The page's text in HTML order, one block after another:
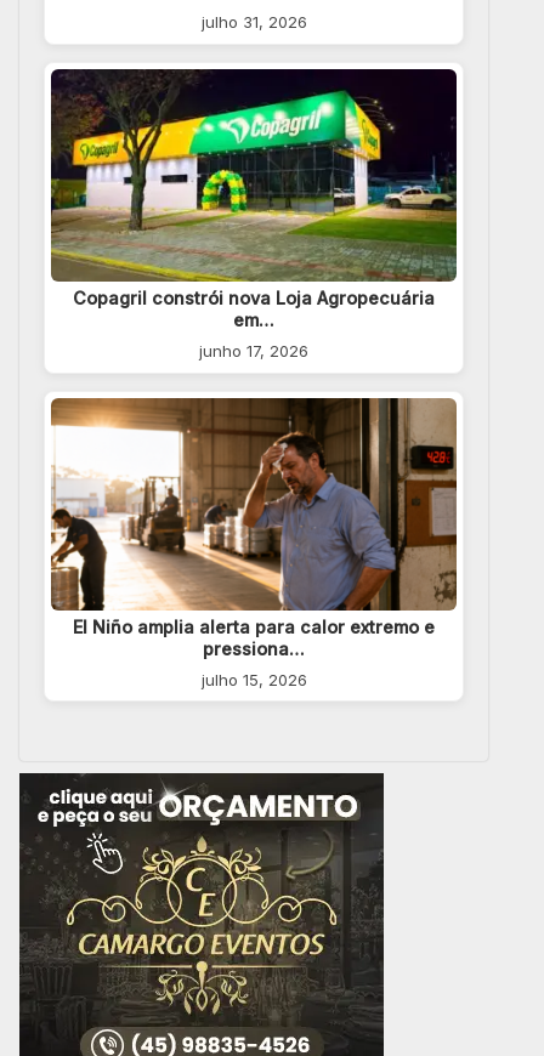
julho 31, 2026
Copagril constrói nova Loja Agropecuária
em…
junho 17, 2026
El Niño amplia alerta para calor extremo e
pressiona…
julho 15, 2026